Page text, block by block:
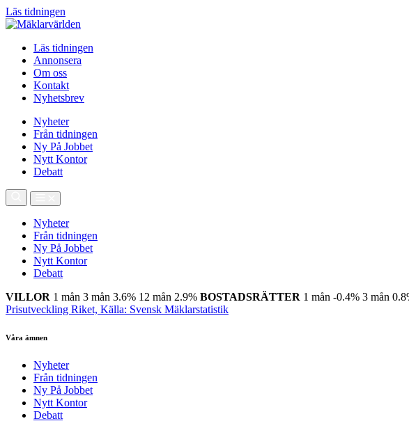
Läs tidningen
Läs tidningen
Annonsera
Om oss
Kontakt
Nyhetsbrev
Nyheter
Från tidningen
Ny På Jobbet
Nytt Kontor
Debatt
Nyheter
Från tidningen
Ny På Jobbet
Nytt Kontor
Debatt
VILLOR 1 mån 3 mån 3.6% 12 mån 2.9% BOSTADSRÄTTER 1 mån -0.4% 3 mån
Prisutveckling Riket, Källa: Svensk Mäklarstatistik
Våra ämnen
Nyheter
Från tidningen
Ny På Jobbet
Nytt Kontor
Debatt